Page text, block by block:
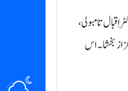
تامبولی،
بخشا۔ اس